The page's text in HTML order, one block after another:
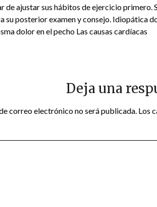
de ajustar sus hábitos de ejercicio primero.
su posterior examen y consejo. Idiopática
dolor en el pecho Las causas cardíacas
Deja una
correo electrónico no será publicada. Los